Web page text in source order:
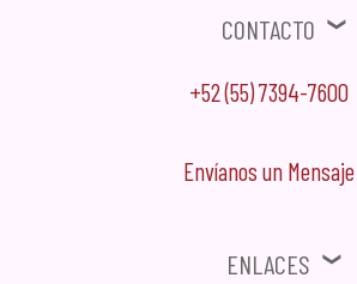
Contacto
+52 (55) 7394-7600
Envíanos un Mensaje
Enlaces